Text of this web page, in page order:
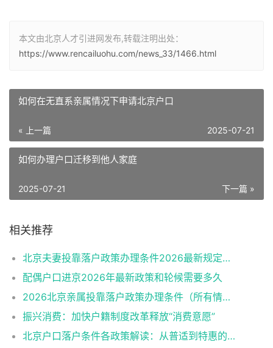
本文由北京人才引进网发布,转载注明出处：
https://www.rencailuohu.com/news_33/1466.html
如何在无直系亲属情况下申请北京户口
« 上一篇 2025-07-21
如何办理户口迁移到他人家庭
下一篇 »
2025-07-21
相关推荐
北京夫妻投靠落户政策办理条件2026最新规定消息
配偶户口进京2026年最新政策和轮候需要多久
2026北京亲属投靠落户政策办理条件（所有情况）
振兴消费：加快户籍制度改革释放“消费意愿”
北京户口落户条件各政策解读：从普适到特惠的多维通道